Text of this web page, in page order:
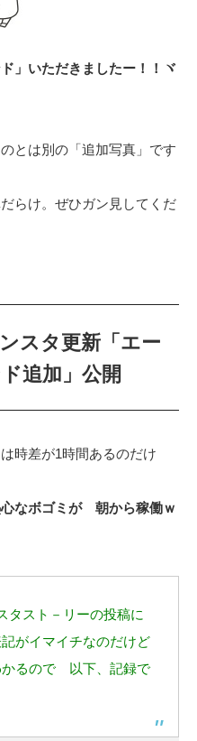
」いただきましたー！！ヾ
とは別の「追加写真」です
らけ。ぜひガン見してくだ
スタ更新「エー
追加」公開
時差が1時間あるのだけ
なボゴミが 朝から稼働ｗ
タスト－リーの投稿に
がイマイチなのだけど
るので 以下、記録で